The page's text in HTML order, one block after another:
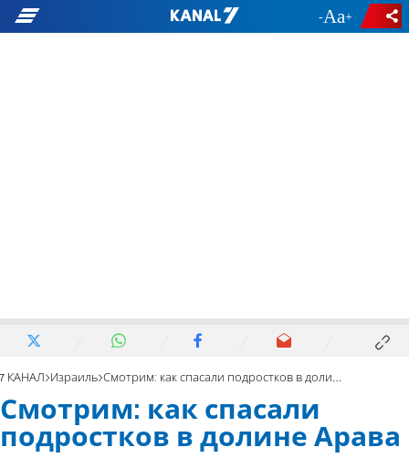
- +
7 КАНАЛ Израиль Смотрим: как спасали подростков в долине Арава
Смотрим: как спасали
подростков в долине Арава